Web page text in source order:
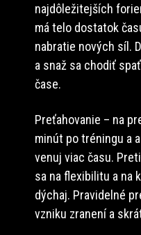
najdôležitejších
má telo dostatok
nabratie nových síl.
a snaž sa chodiť
čase.
Preťahovanie – na
minút po tréningu a
venuj viac času.
sa na flexibilitu a na
dýchaj. Pravidelné
vzniku zranení a